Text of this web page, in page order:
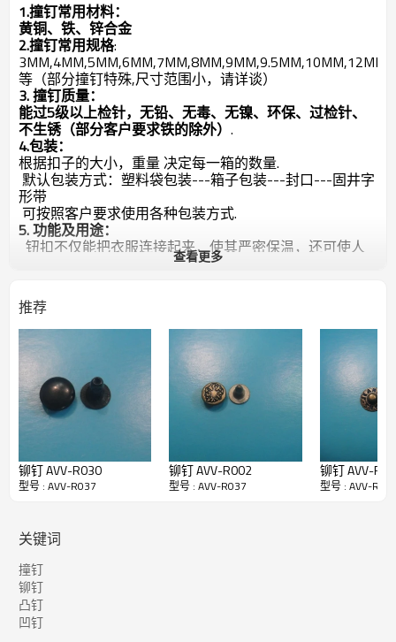
1.撞钉常用材料：
黄铜、铁、锌合金
2.撞钉常用规格:
等（部分撞钉特殊,尺寸范围小，请详谈）
3. 撞钉质量：
能过5级以上检针，无铅、无毒、无镍、环保、过检针、
不生锈（部分客户要求铁的除外） .
4.包装：
根据扣子的大小，重量 决定每一箱的数量.
默认包装方式：塑料袋包装---箱子包装---封口---固井字
形带
可按照客户要求使用各种包装方式.
5. 功能及用途：
钮扣不仅能把衣服连接起来，使其严密保温，还可使人
仪表整齐。别致的钮扣，还会对衣服起点缀作用。因此，
外，还对服装的造型设计起到画龙点睛的作用。
主要用于牛仔裤等服装
6.样品申请：
样品可免费提供,运费,需要收方承担.
如暂无客户指定的颜色,规格,款式需要临时制作样品将另
谈打样费.打样费下大货都可以退回。
7.交易（付款）方式：
国内客户: 支持银行转账,支票,现付,快递代收,（现金,月
结） 具体详谈
证交易.
产品来回馈您的支持
查看更多
推荐
铆钉 AVV-R030
型号 : AVV-R037
铆钉 AVV-R002
型号 : AVV-R037
铆钉 AVV-
型号 : AVV-
关键词
撞钉
铆钉
凸钉
凹钉